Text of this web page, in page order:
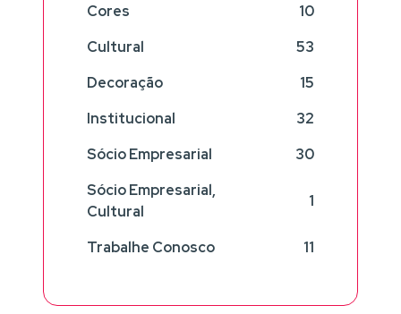
Cores
10
Cultural
53
Decoração
15
Institucional
32
Sócio Empresarial
30
Sócio Empresarial,
Cultural
1
Trabalhe Conosco 11